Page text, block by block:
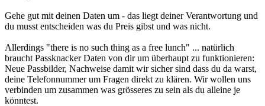
Gehe gut mit deinen Daten um - das liegt deiner Verantwortung und
du musst entscheiden was du Preis gibst und was nicht.
Allerdings "there is no such thing as a free lunch" ... natürlich
braucht Passknacker Daten von dir um überhaupt zu funktionieren:
Neue Passbilder, Nachweise damit wir sicher sind dass du da warst,
deine Telefonnummer um Fragen direkt zu klären. Wir wollen uns
verbinden um zusammen was grösseres zu sein als du alleine je
könntest.